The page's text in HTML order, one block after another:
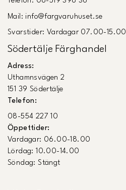
Mail: info@fargvaruhuset.se
Svarstider: Vardagar 07.00-15.00
Södertälje Färghandel
Adress:
Uthamnsvägen 2
151 39 Södertälje
Telefon:
08-554 227 10
Öppettider:
Vardagar: 06.00-18.00
Lördag: 10.00-14.00
Söndag: Stängt